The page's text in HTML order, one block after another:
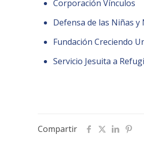
Corporación Vínculos
Defensa de las Niñas
Fundación Creciendo
Servicio Jesuita a
Compartir